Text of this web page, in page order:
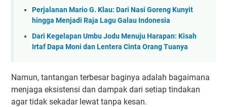
Perjalanan Mario G. Klau: Dari Nasi Goreng Kunyit
hingga Menjadi Raja Lagu Galau Indonesia
Dari Kegelapan Umbu Jodu Menuju Harapan: Kisah
Irtaf Dapa Moni dan Lentera Cinta Orang Tuanya
Namun, tantangan terbesar baginya adalah bagaimana
menjaga eksistensi dan dampak dari setiap tindakan
agar tidak sekadar lewat tanpa kesan.